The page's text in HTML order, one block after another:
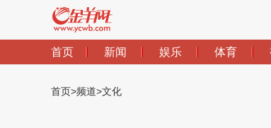
首页 新闻 娱乐 体育
首页>频道>文化